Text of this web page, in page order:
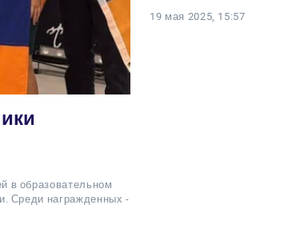
в образовательном
Среди награжденных -
19 мая 2025, 15:57